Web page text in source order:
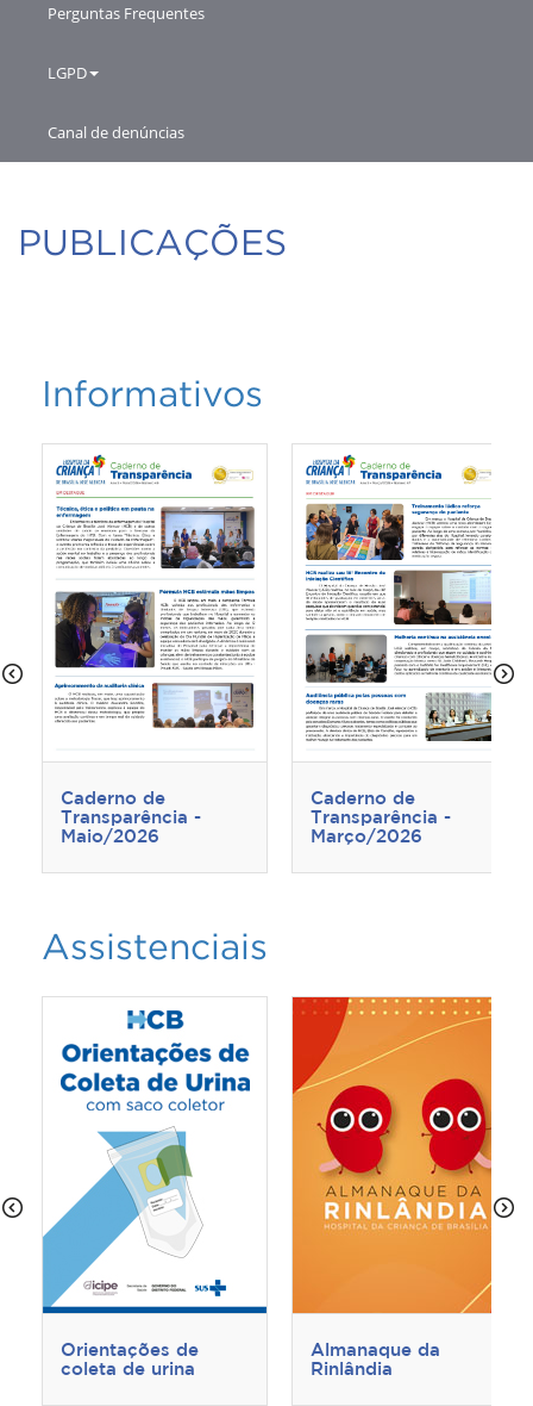
Perguntas Frequentes
LGPD
Canal de denúncias
PUBLICAÇÕES
Informativos
Caderno de
Transparência -
Maio/2026
Caderno de
Transparência -
Março/2026
Assistenciais
Orientações de
coleta de urina
Almanaque da
Rinlândia